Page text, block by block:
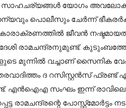
സാഹചര്യങ്ങള്‍ യോഗം
പൊലീസും ചേര്‍ന്ന്
ജീവന്‍
രാമചന്ദ്രനുമുണ്ട്.
മുന്നില്‍ വച്ചാണ് സൈനിക
ദ റസിസ്റ്റന്‍സ് ഫ്രണ്ട്
എന്‍ഐഎ സംഘം ഇന്ന് രാവിലെ
പോസ്റ്റ്‌മോര്‍ട്ടം